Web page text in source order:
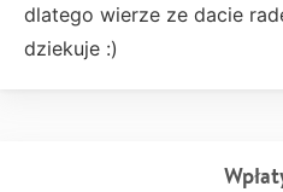
dlatego wierze ze dacie
dziekuje :)